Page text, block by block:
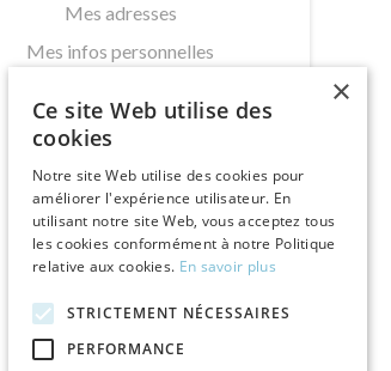
Mes adresses
Mes infos personnelles
×
Ce site Web utilise des
cookies
Notre site Web utilise des cookies pour
améliorer l'expérience utilisateur. En
utilisant notre site Web, vous acceptez tous
les cookies conformément à notre Politique
relative aux cookies. En savoir plus
STRICTEMENT NÉCESSAIRES
PERFORMANCE